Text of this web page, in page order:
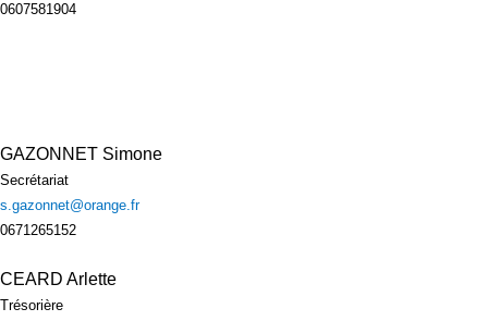
0607581904
GAZONNET Simone
Secrétariat
s.gazonnet@orange.fr
0671265152
CEARD Arlette
Trésorière